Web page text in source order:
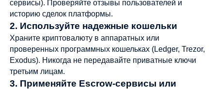
сервисы). Проверяйте отзывы пользователей и
историю сделок платформы.
2. Используйте надежные кошельки
Храните криптовалюту в аппаратных или
проверенных программных кошельках (Ledger, Trezor,
Exodus). Никогда не передавайте приватные ключи
третьим лицам.
3. Применяйте Escrow-сервисы или